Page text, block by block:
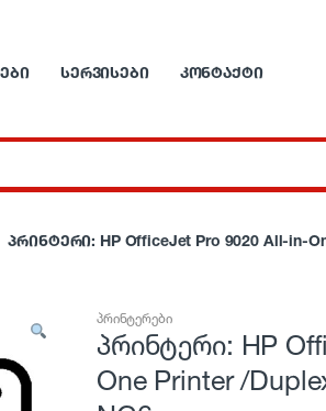
ᲡᲔᲠᲕᲘᲡᲔᲑᲘ ᲙᲝᲜᲢᲐᲥᲢᲘ
პრინტერი: HP OfficeJet Pro 9020 All-in-
პრინტერები
პრინტერი: HP
One Printer /